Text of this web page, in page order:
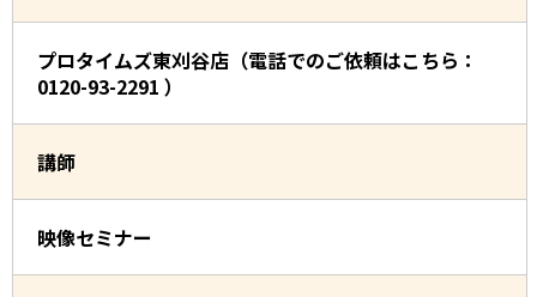
プロタイムズ東刈谷店（電話でのご依頼はこちら：
0120-93-2291 ）
講師
映像セミナー